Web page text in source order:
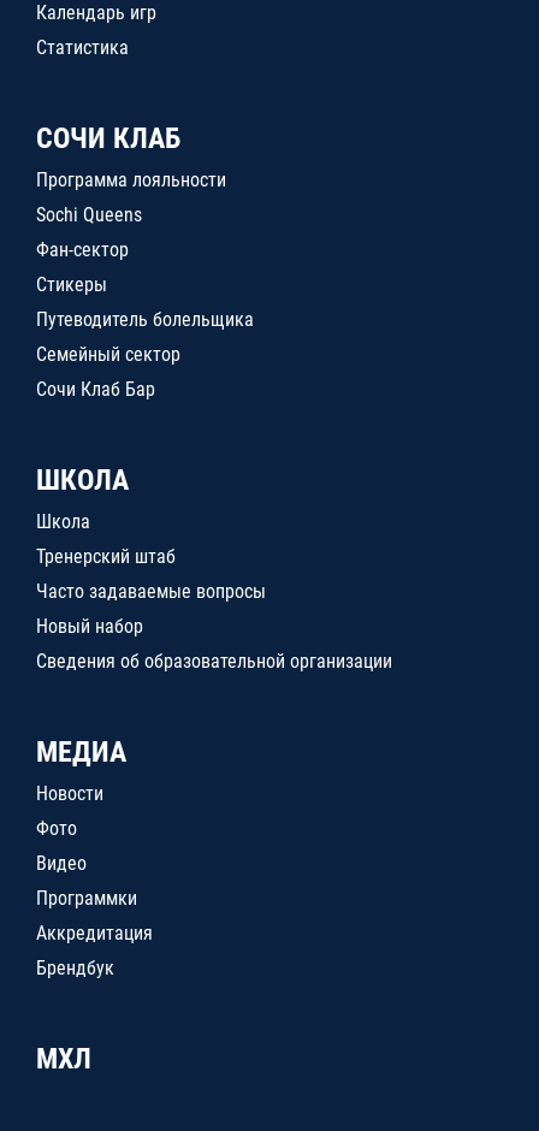
Календарь игр
Статистика
СОЧИ КЛАБ
Программа лояльности
Sochi Queens
Фан-сектор
Стикеры
Путеводитель болельщика
Семейный сектор
Сочи Клаб Бар
ШКОЛА
Школа
Тренерский штаб
Часто задаваемые вопросы
Новый набор
Сведения об образовательной организации
МЕДИА
Новости
Фото
Видео
Программки
Аккредитация
Брендбук
МХЛ